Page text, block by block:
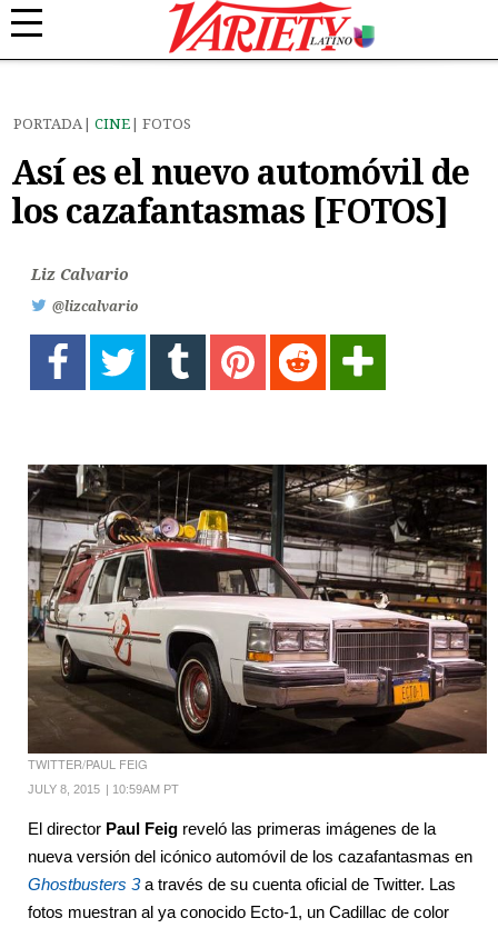
PORTADA CINE FOTOS
Así es el nuevo automóvil de
los cazafantasmas [FOTOS]
Liz Calvario
@lizcalvario
TWITTER/PAUL FEIG
JULY 8, 2015 | 10:59AM PT
El director Paul Feig reveló las primeras imágenes de la
nueva versión del icónico automóvil de los cazafantasmas en
Ghostbusters 3 a través de su cuenta oficial de Twitter. Las
fotos muestran al ya conocido Ecto-1, un Cadillac de color